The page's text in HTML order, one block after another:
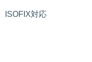
ISOFIX対応